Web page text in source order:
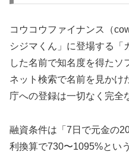
コウコウファイナンス（
シジマくん」に登場する「
した名前で知名度を得たソ
ネット検索で名前を見かけ
庁への登録は一切なく完全
融資条件は「7日で元金の
利換算で730〜1095%とい